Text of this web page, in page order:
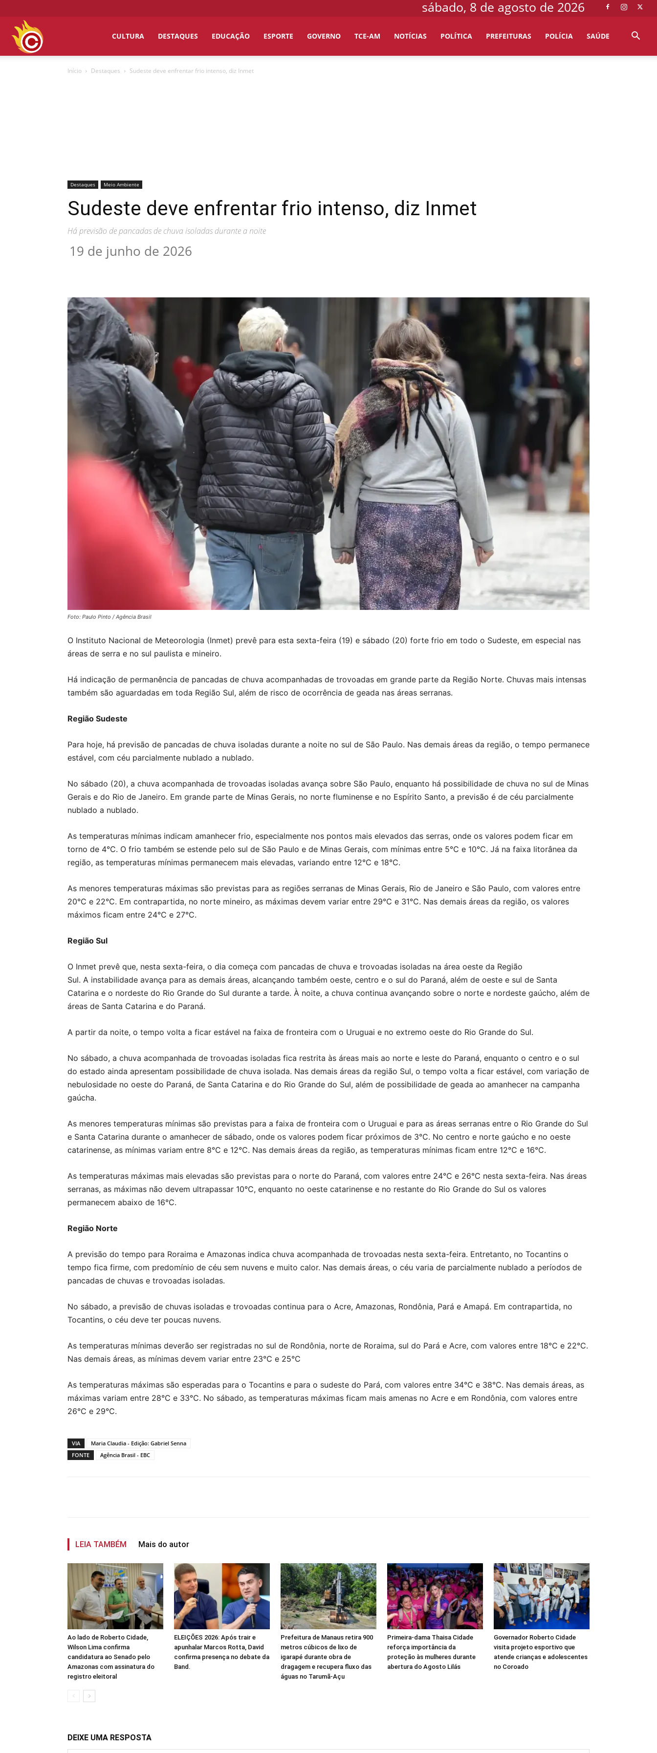
sábado, 8 de agosto de 2026
CULTURA DESTAQUES EDUCAÇÃO ESPORTE GOVERNO TCE-AM NOTÍCIAS POLÍTICA PREFEITURAS POLÍCIA SAÚDE
Início Destaques Sudeste deve enfrentar frio intenso, diz Inmet
Destaques Meio Ambiente
Sudeste deve enfrentar frio intenso, diz Inmet
Há previsão de pancadas de chuva isoladas durante a noite
19 de junho de 2026
Foto: Paulo Pinto / Agência Brasil
O Instituto Nacional de Meteorologia (Inmet) prevê para esta sexta-feira (19) e sábado (20) forte frio em todo o Sudeste, em especial nas
áreas de serra e no sul paulista e mineiro.
Há indicação de permanência de pancadas de chuva acompanhadas de trovoadas em grande parte da Região Norte. Chuvas mais intensas
também são aguardadas em toda Região Sul, além de risco de ocorrência de geada nas áreas serranas.
Região Sudeste
Para hoje, há previsão de pancadas de chuva isoladas durante a noite no sul de São Paulo. Nas demais áreas da região, o tempo permanece
estável, com céu parcialmente nublado a nublado.
No sábado (20), a chuva acompanhada de trovoadas isoladas avança sobre São Paulo, enquanto há possibilidade de chuva no sul de Minas
Gerais e do Rio de Janeiro. Em grande parte de Minas Gerais, no norte fluminense e no Espírito Santo, a previsão é de céu parcialmente
nublado a nublado.
As temperaturas mínimas indicam amanhecer frio, especialmente nos pontos mais elevados das serras, onde os valores podem ficar em
torno de 4°C. O frio também se estende pelo sul de São Paulo e de Minas Gerais, com mínimas entre 5°C e 10°C. Já na faixa litorânea da
região, as temperaturas mínimas permanecem mais elevadas, variando entre 12°C e 18°C.
As menores temperaturas máximas são previstas para as regiões serranas de Minas Gerais, Rio de Janeiro e São Paulo, com valores entre
20°C e 22°C. Em contrapartida, no norte mineiro, as máximas devem variar entre 29°C e 31°C. Nas demais áreas da região, os valores
máximos ficam entre 24°C e 27°C.
Região Sul
O Inmet prevê que, nesta sexta-feira, o dia começa com pancadas de chuva e trovoadas isoladas na área oeste da Região
Sul. A instabilidade avança para as demais áreas, alcançando também oeste, centro e o sul do Paraná, além de oeste e sul de Santa
Catarina e o nordeste do Rio Grande do Sul durante a tarde. À noite, a chuva continua avançando sobre o norte e nordeste gaúcho, além de
áreas de Santa Catarina e do Paraná.
A partir da noite, o tempo volta a ficar estável na faixa de fronteira com o Uruguai e no extremo oeste do Rio Grande do Sul.
No sábado, a chuva acompanhada de trovoadas isoladas fica restrita às áreas mais ao norte e leste do Paraná, enquanto o centro e o sul
do estado ainda apresentam possibilidade de chuva isolada. Nas demais áreas da região Sul, o tempo volta a ficar estável, com variação de
nebulosidade no oeste do Paraná, de Santa Catarina e do Rio Grande do Sul, além de possibilidade de geada ao amanhecer na campanha
gaúcha.
As menores temperaturas mínimas são previstas para a faixa de fronteira com o Uruguai e para as áreas serranas entre o Rio Grande do Sul
e Santa Catarina durante o amanhecer de sábado, onde os valores podem ficar próximos de 3°C. No centro e norte gaúcho e no oeste
catarinense, as mínimas variam entre 8°C e 12°C. Nas demais áreas da região, as temperaturas mínimas ficam entre 12°C e 16°C.
As temperaturas máximas mais elevadas são previstas para o norte do Paraná, com valores entre 24°C e 26°C nesta sexta-feira. Nas áreas
serranas, as máximas não devem ultrapassar 10°C, enquanto no oeste catarinense e no restante do Rio Grande do Sul os valores
permanecem abaixo de 16°C.
Região Norte
A previsão do tempo para Roraima e Amazonas indica chuva acompanhada de trovoadas nesta sexta-feira. Entretanto, no Tocantins o
tempo fica firme, com predomínio de céu sem nuvens e muito calor. Nas demais áreas, o céu varia de parcialmente nublado a períodos de
pancadas de chuvas e trovoadas isoladas.
No sábado, a previsão de chuvas isoladas e trovoadas continua para o Acre, Amazonas, Rondônia, Pará e Amapá. Em contrapartida, no
Tocantins, o céu deve ter poucas nuvens.
As temperaturas mínimas deverão ser registradas no sul de Rondônia, norte de Roraima, sul do Pará e Acre, com valores entre 18°C e 22°C.
Nas demais áreas, as mínimas devem variar entre 23°C e 25°C
As temperaturas máximas são esperadas para o Tocantins e para o sudeste do Pará, com valores entre 34°C e 38°C. Nas demais áreas, as
máximas variam entre 28°C e 33°C. No sábado, as temperaturas máximas ficam mais amenas no Acre e em Rondônia, com valores entre
26°C e 29°C.
VIA
Maria Claudia - Edição: Gabriel Senna
FONTE
Agência Brasil - EBC
LEIA TAMBÉM Mais do autor
Ao lado de Roberto Cidade,
Wilson Lima confirma
candidatura ao Senado pelo
Amazonas com assinatura do
registro eleitoral
ELEIÇÕES 2026: Após trair e
apunhalar Marcos Rotta, David
confirma presença no debate da
Band.
Prefeitura de Manaus retira 900
metros cúbicos de lixo de
igarapé durante obra de
dragagem e recupera fluxo das
águas no Tarumã-Açu
Primeira-dama Thaisa Cidade
reforça importância da
proteção às mulheres durante
abertura do Agosto Lilás
Governador Roberto Cidade
visita projeto esportivo que
atende crianças e adolescentes
no Coroado
DEIXE UMA RESPOSTA